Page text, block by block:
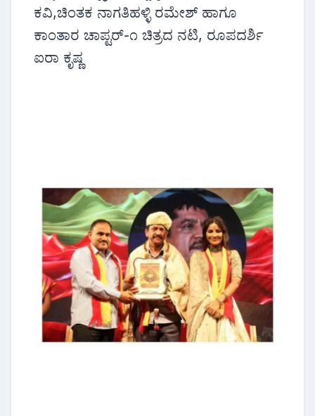
ಕವಿ,ಚಿಂತಕ ನಾಗತಿಹಳ್ಳಿ ರಮೇಶ್ ಹಾಗೂ
ಕಾಂತಾರ ಚಾಪ್ಟರ್-೧ ಚಿತ್ರದ ನಟಿ, ರೂಪದರ್ಶಿ
ಐರಾ ಕೃಷ್ಣ